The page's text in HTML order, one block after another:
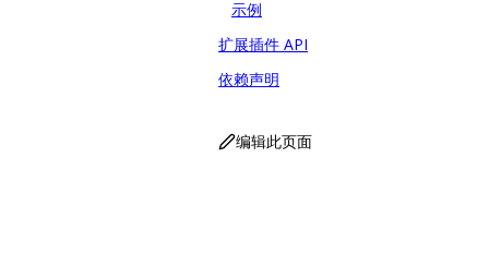
示例
扩展插件 API
依赖声明
编辑此页面